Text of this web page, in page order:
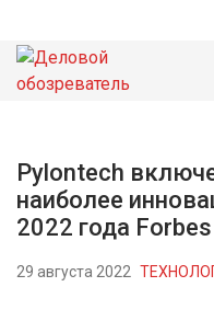
НОВОСТИ
Pylontech
наиболее
2022 года
29 августа 2022